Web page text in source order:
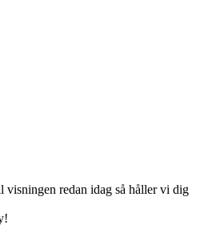
redan idag så håller vi dig